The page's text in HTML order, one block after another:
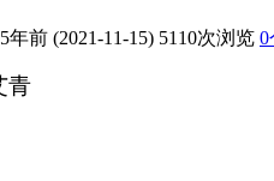
5年前 (2021-11-15) 5110次浏览 0